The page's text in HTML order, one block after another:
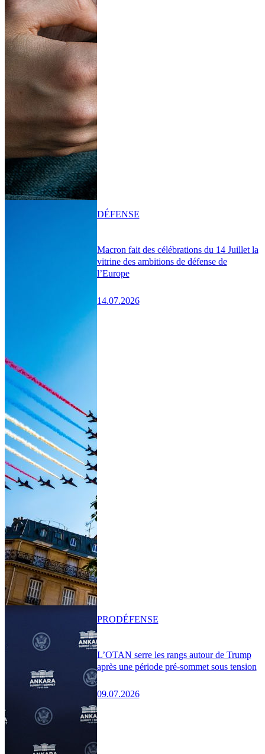
Macron fait des célébrations du 14 Juillet la
vitrine des ambitions de défense de
l’Europe
14.07.2026
DÉFENSE
L’OTAN serre les rangs autour de Trump
après une période pré-sommet sous tension
09.07.2026
PRODÉFENSE